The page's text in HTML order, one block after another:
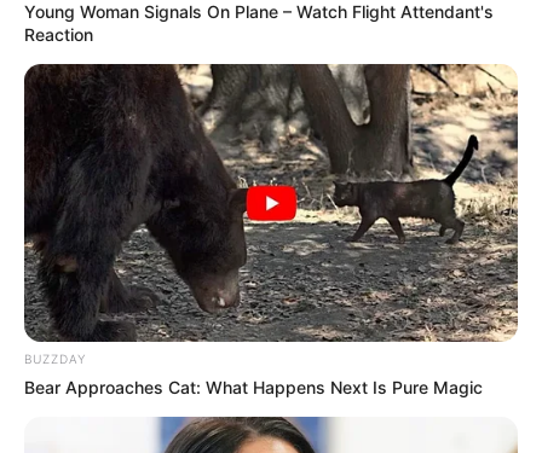
Rega : se você fizer um terrário composto de
suculentas e cactos, use uma seringa ou um
Young Woman Signals On Plane – Watch Flight Attendant's
Reaction
BUZZDAY
Bear Approaches Cat: What Happens Next Is Pure Magic